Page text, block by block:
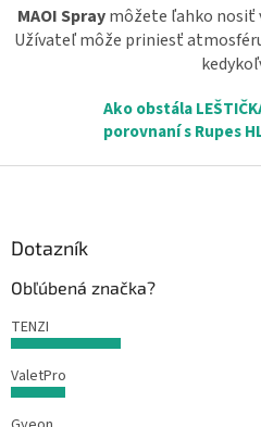
k
y
ý
p
i
s
MAOI Spraymôžete ľahko nosiť
Užívateľ môže priniesť
Ako obstála
porovnaní s Rupes
Dotazník
Obľúbená značka?
TENZI
ValetPro